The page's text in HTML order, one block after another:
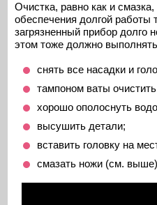
Очистка, равно как и
обеспечения долгой работы
загрязненный прибор долго
этом тоже должно
снять все насадки и
тампоном ваты
хорошо ополоснуть
высушить детали;
вставить головку на
смазать ножи (см.